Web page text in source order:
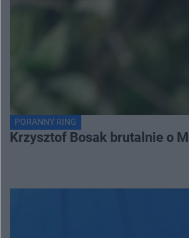
PORANNY RING
Krzysztof Bosak brutalnie o